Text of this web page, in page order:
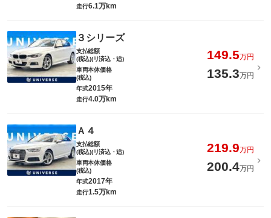
走行6.1万km
３シリーズ
支払総額
(税込)(リ済込・追)
149.5万円
車両本体価格
(税込)
135.3万円
年式2015年
走行4.0万km
Ａ４
支払総額
(税込)(リ済込・追)
219.9万円
車両本体価格
(税込)
200.4万円
年式2017年
走行1.5万km